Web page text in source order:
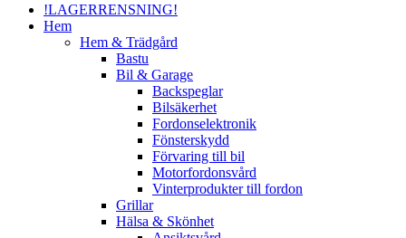
!LAGERRENSNING!
Hem
Hem & Trädgård
Bastu
Bil & Garage
Backspeglar
Bilsäkerhet
Fordonselektronik
Fönsterskydd
Förvaring till bil
Motorfordonsvård
Vinterprodukter till fordon
Grillar
Hälsa & Skönhet